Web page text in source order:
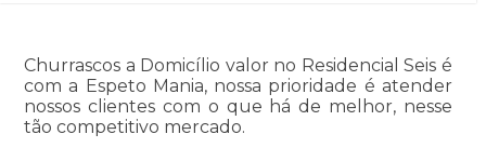
Churrascos a Domicílio valor no Residencial Seis é
com a Espeto Mania, nossa prioridade é atender
nossos clientes com o que há de melhor, nesse
tão competitivo mercado.